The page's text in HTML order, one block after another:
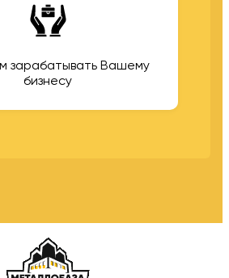
зарабатывать Вашему
бизнесу